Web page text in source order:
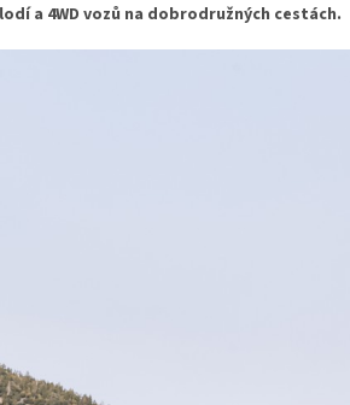
a 4WD vozů na dobrodružných cestách.